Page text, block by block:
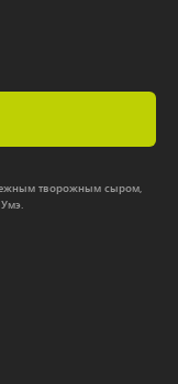
творожным сыром,